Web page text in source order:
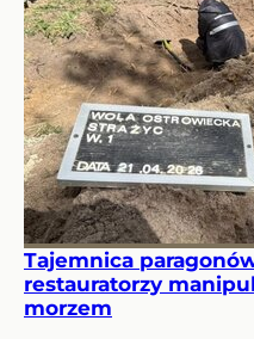
Tajemnica
restauratorzy
morzem